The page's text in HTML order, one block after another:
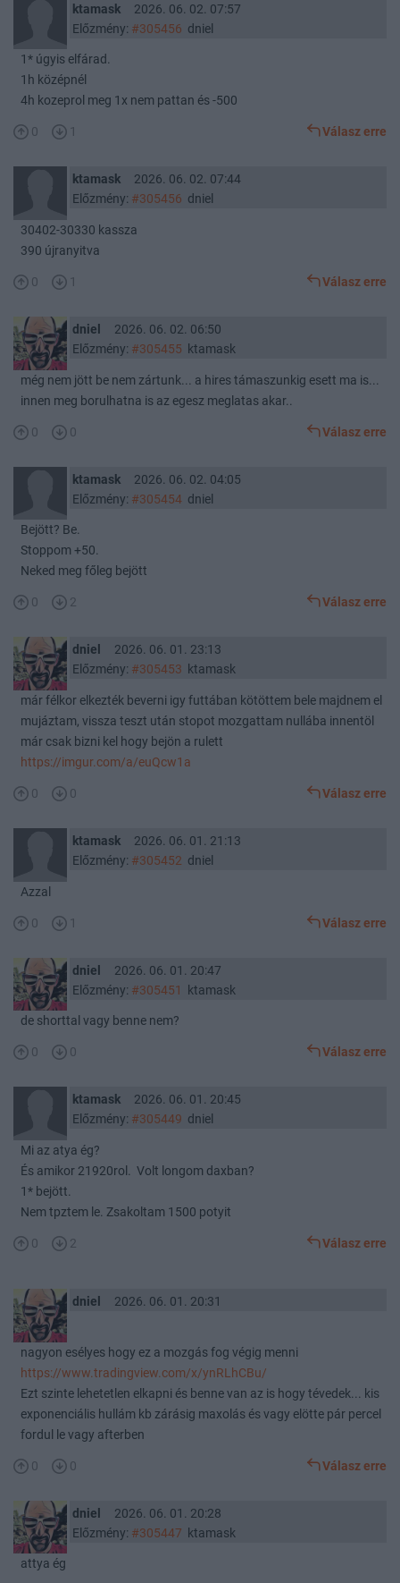
ktamask
2026. 06. 02. 07:57
Előzmény: #305456 dniel
1* úgyis elfárad.
1h középnél
4h kozeprol meg 1x nem pattan és -500
0 1 Válasz erre
ktamask
2026. 06. 02. 07:44
Előzmény: #305456 dniel
30402-30330 kassza
390 újranyitva
0 1 Válasz erre
dniel
2026. 06. 02. 06:50
Előzmény: #305455 ktamask
még nem jött be nem zártunk... a hires támaszunkig esett ma is...
innen meg borulhatna is az egesz meglatas akar..
0 0 Válasz erre
ktamask
2026. 06. 02. 04:05
Előzmény: #305454dniel
Bejött? Be.
Stoppom +50.
Neked meg főleg bejött
0 2 Válasz erre
dniel
2026. 06. 01. 23:13
Előzmény: #305453 ktamask
már félkor elkezték beverni igy futtában kötöttem bele majdnem el
mujáztam, vissza teszt után stopot mozgattam nullába innentöl
már csak bizni kel hogy bejön a rulett
https://imgur.com/a/euQcw1a
0 0 Válasz erre
ktamask
2026. 06. 01. 21:13
Előzmény: #305452 dniel
Azzal
0 1 Válasz erre
dniel
2026. 06. 01. 20:47
Előzmény: #305451 ktamask
de shorttal vagy benne nem?
0 0 Válasz erre
ktamask
2026. 06. 01. 20:45
Előzmény: #305449 dniel
Mi az atya ég?
És amikor 21920rol. Volt longom daxban?
1* bejött.
Nem tpztem le. Zsakoltam 1500 potyit
0 2 Válasz erre
dniel 2026. 06. 01. 20:31
nagyon esélyes hogy ez a mozgás fog végig menni
https://www.tradingview.com/x/ynRLhCBu/
Ezt szinte lehetetlen elkapni és benne van az is hogy tévedek... kis
exponenciális hullám kb zárásig maxolás és vagy elötte pár percel
fordul le vagy afterben
0 0 Válasz erre
dniel
2026. 06. 01. 20:28
Előzmény: #305447 ktamask
attya ég